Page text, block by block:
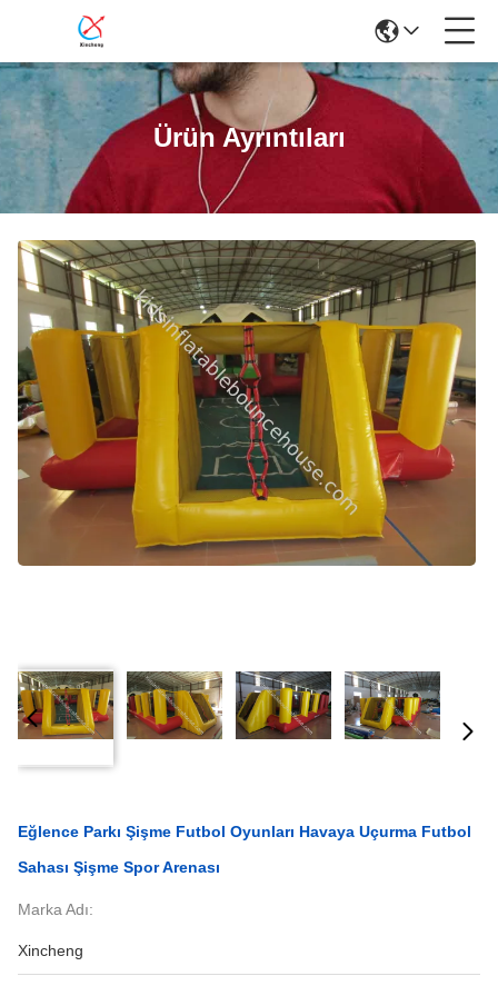
Ürün Ayrıntıları
Eğlence Parkı Şişme Futbol Oyunları Havaya Uçurma Futbol
Sahası Şişme Spor Arenası
Marka Adı:
Xincheng